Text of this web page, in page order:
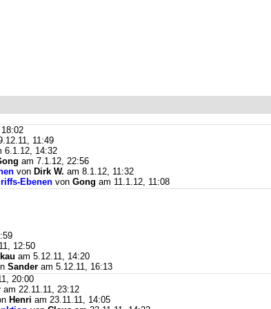
11:49
6.1.12, 14:32
am 7.1.12, 22:56
von Dirk W. am 8.1.12, 11:32
Ebenen von Gong am 11.1.12, 11:08
12:50
am 5.12.11, 14:20
Sander am 5.12.11, 16:13
20:00
am 22.11.11, 23:12
Henri am 23.11.11, 14:05